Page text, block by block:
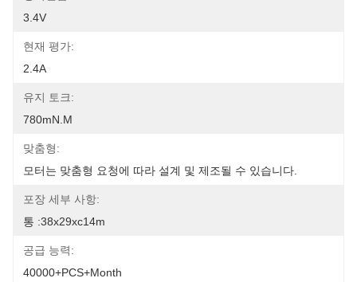
3.4V
현재 평가:
2.4A
유지 토크:
780mN.m
맞춤형:
모터는 맞춤형 요청에 따라 설계 및 제조될 수 있습니다.
포장 세부 사항:
통 :38x29xc14m
공급 능력:
40000+PCS+Month